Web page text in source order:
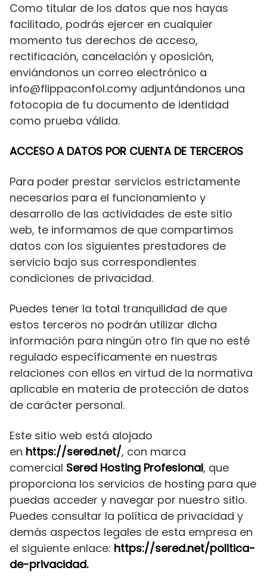
Como titular de los datos que nos hayas
facilitado, podrás ejercer en cualquier
momento tus derechos de acceso,
rectificación, cancelación y oposición,
enviándonos un correo electrónico a
info@flippaconfol.comy adjuntándonos una
fotocopia de tu documento de identidad
como prueba válida.
ACCESO A DATOS POR CUENTA DE TERCEROS
Para poder prestar servicios estrictamente
necesarios para el funcionamiento y
desarrollo de las actividades de este sitio
web, te informamos de que compartimos
datos con los siguientes prestadores de
servicio bajo sus correspondientes
condiciones de privacidad.
Puedes tener la total tranquilidad de que
estos terceros no podrán utilizar dicha
información para ningún otro fin que no esté
regulado específicamente en nuestras
relaciones con ellos en virtud de la normativa
aplicable en materia de protección de datos
de carácter personal.
Este sitio web está alojado
en https://sered.net/, con marca
comercial Sered Hosting Profesional, que
proporciona los servicios de hosting para que
puedas acceder y navegar por nuestro sitio.
Puedes consultar la política de privacidad y
demás aspectos legales de esta empresa en
el siguiente enlace: https://sered.net/politica-
de-privacidad.